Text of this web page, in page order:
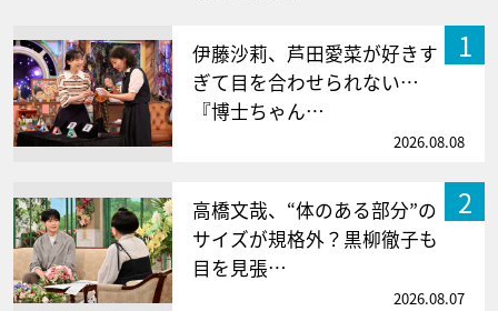
1
伊藤沙莉、芦田愛菜が好きす
ぎて目を合わせられない…
『博士ちゃん…
2026.08.08
2
高橋文哉、“体のある部分”の
サイズが規格外？黒柳徹子も
目を見張…
2026.08.07